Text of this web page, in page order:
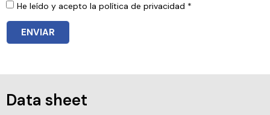
He leído y acepto la política de privacidad *
ENVIAR
Data sheet